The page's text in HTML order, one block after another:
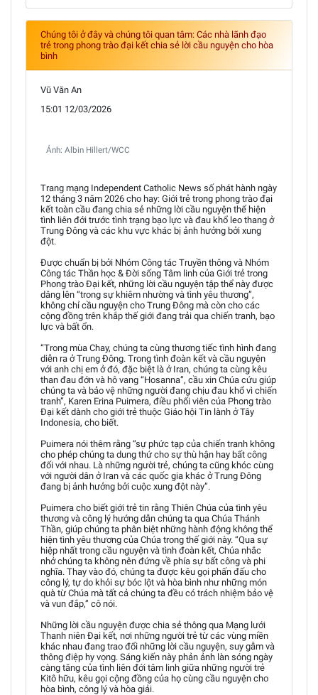
Chúng tôi ở đây và chúng tôi quan tâm: Các nhà lãnh đạo
trẻ trong phong trào đại kết chia sẻ lời cầu nguyện cho hòa
bình
Vũ Văn An
15:01 12/03/2026
Ảnh: Albin Hillert/WCC
Trang mạng Independent Catholic News số phát hành ngày
12 tháng 3 năm 2026 cho hay: Giới trẻ trong phong trào đại
kết toàn cầu đang chia sẻ những lời cầu nguyện thể hiện
tình liên đới trước tình trạng bạo lực và đau khổ leo thang ở
Trung Đông và các khu vực khác bị ảnh hưởng bởi xung
đột.
Được chuẩn bị bởi Nhóm Công tác Truyền thông và Nhóm
Công tác Thần học & Đời sống Tâm linh của Giới trẻ trong
Phong trào Đại kết, những lời cầu nguyện tập thể này được
dâng lên “trong sự khiêm nhường và tình yêu thương”,
không chỉ cầu nguyện cho Trung Đông mà còn cho các
cộng đồng trên khắp thế giới đang trải qua chiến tranh, bạo
lực và bất ổn.
“Trong mùa Chay, chúng ta cùng thương tiếc tình hình đang
diễn ra ở Trung Đông. Trong tình đoàn kết và cầu nguyện
với anh chị em ở đó, đặc biệt là ở Iran, chúng ta cùng kêu
than đau đớn và hô vang “Hosanna”, cầu xin Chúa cứu giúp
chúng ta và bảo vệ những người đang chịu đau khổ vì chiến
tranh”, Karen Erina Puimera, điều phối viên của Phong trào
Đại kết dành cho giới trẻ thuộc Giáo hội Tin lành ở Tây
Indonesia, cho biết.
Puimera nói thêm rằng “sự phức tạp của chiến tranh không
cho phép chúng ta dung thứ cho sự thù hận hay bất công
đối với nhau. Là những người trẻ, chúng ta cũng khóc cùng
với người dân ở Iran và các quốc gia khác ở Trung Đông
đang bị ảnh hưởng bởi cuộc xung đột này”.
Puimera cho biết giới trẻ tin rằng Thiên Chúa của tình yêu
thương và công lý hướng dẫn chúng ta qua Chúa Thánh
Thần, giúp chúng ta phân biệt những hành động không thể
hiện tình yêu thương của Chúa trong thế giới này. “Qua sự
hiệp nhất trong cầu nguyện và tình đoàn kết, Chúa nhắc
nhở chúng ta không nên đứng về phía sự bất công và phi
nghĩa. Thay vào đó, chúng ta được kêu gọi phấn đấu cho
công lý, tự do khỏi sự bóc lột và hòa bình như những món
quà từ Chúa mà tất cả chúng ta đều có trách nhiệm bảo vệ
và vun đắp,” cô nói.
Những lời cầu nguyện được chia sẻ thông qua Mạng lưới
Thanh niên Đại kết, nơi những người trẻ từ các vùng miền
khác nhau đang trao đổi những lời cầu nguyện, suy gẫm và
thông điệp hy vọng. Sáng kiến này phản ảnh làn sóng ngày
càng tăng của tình liên đới tâm linh giữa những người trẻ
Kitô hữu, kêu gọi cộng đồng của họ cùng cầu nguyện cho
hòa bình, công lý và hòa giải.